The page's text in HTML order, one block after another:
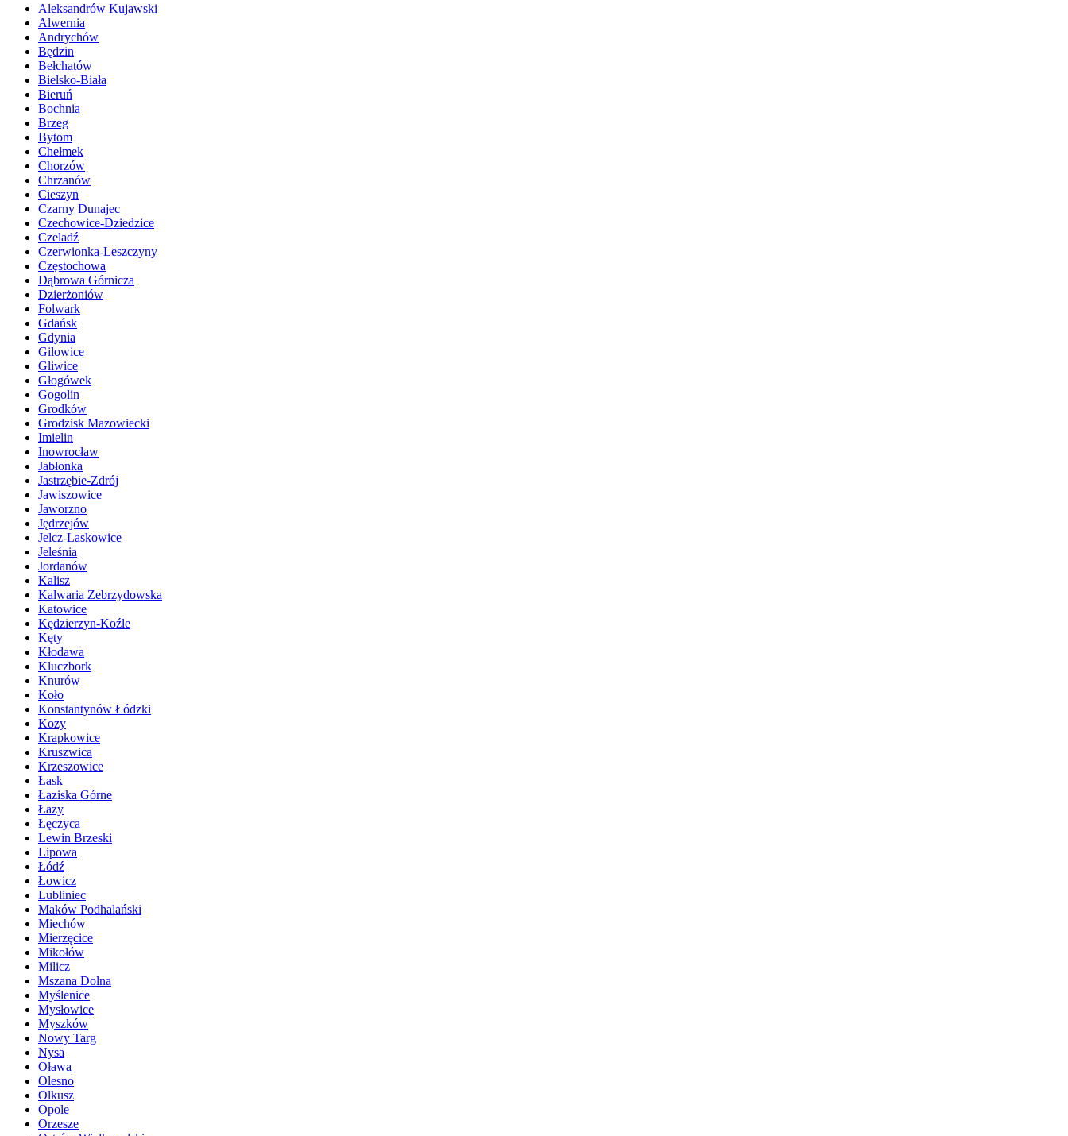
Aleksandrów Kujawski
Alwernia
Andrychów
Będzin
Bełchatów
Bielsko-Biała
Bieruń
Bochnia
Brzeg
Bytom
Chełmek
Chorzów
Chrzanów
Cieszyn
Czarny Dunajec
Czechowice-Dziedzice
Czeladź
Czerwionka-Leszczyny
Częstochowa
Dąbrowa Górnicza
Dzierżoniów
Folwark
Gdańsk
Gdynia
Gilowice
Gliwice
Głogówek
Gogolin
Grodków
Grodzisk Mazowiecki
Imielin
Inowrocław
Jabłonka
Jastrzębie-Zdrój
Jawiszowice
Jaworzno
Jędrzejów
Jelcz-Laskowice
Jeleśnia
Jordanów
Kalisz
Kalwaria Zebrzydowska
Katowice
Kędzierzyn-Koźle
Kęty
Kłodawa
Kluczbork
Knurów
Koło
Konstantynów Łódzki
Kozy
Krapkowice
Kruszwica
Krzeszowice
Łask
Łaziska Górne
Łazy
Łęczyca
Lewin Brzeski
Lipowa
Łódź
Łowicz
Lubliniec
Maków Podhalański
Miechów
Mierzęcice
Mikołów
Milicz
Mszana Dolna
Myślenice
Mysłowice
Myszków
Nowy Targ
Nysa
Oława
Olesno
Olkusz
Opole
Orzesze